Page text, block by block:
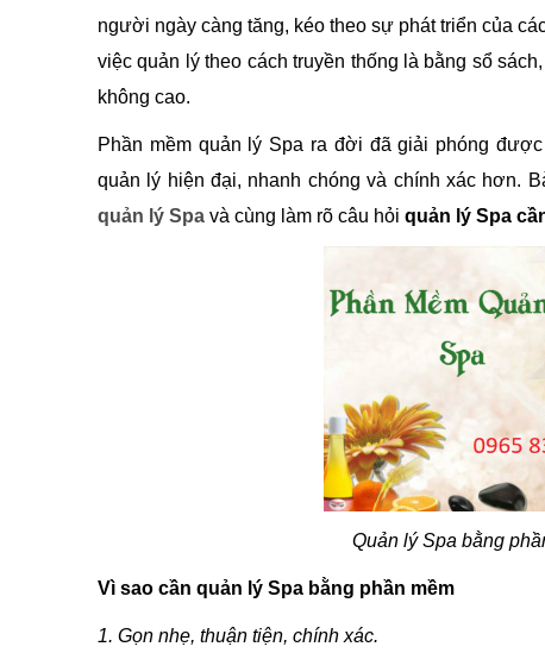
người ngày càng tăng, kéo theo sự phát triển của
việc quản lý theo cách truyền thống là bằng sổ
không cao.
Phần mềm quản lý Spa ra đời đã giải phóng
quản lý hiện đại, nhanh chóng và chính xác hơn.
quản lý Spa và cùng làm rõ câu hỏi quản lý Spa
Quản lý Spa bằng
Vì sao cần quản lý Spa bằng phần mềm
1. Gọn nhẹ, thuận tiện, chính xác.